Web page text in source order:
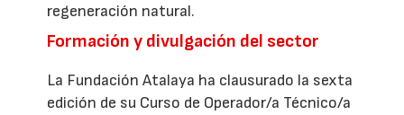
regeneración natural.
Formación y divulgación del sector
La Fundación Atalaya ha clausurado la sexta
edición de su Curso de Operador/a Técnico/a